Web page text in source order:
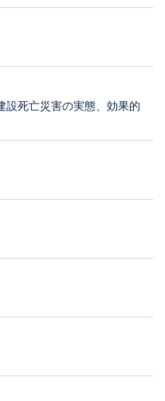
設死亡災害の実態、効果的